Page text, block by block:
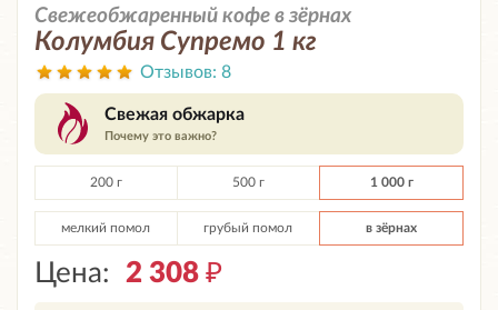
Свежеобжаренный кофе в зёрнах
Колумбия Супремо 1 кг
Отзывов: 8
Свежая обжарка
Почему это важно?
200 г 500 г 1 000 г
мелкий помол грубый помол в зёрнах
Цена: 2 308 ₽